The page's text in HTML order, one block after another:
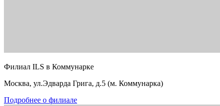
Филиал ILS в Коммунарке
Москва, ул.Эдварда Грига, д.5 (м. Коммунарка)
Подробнее о филиале